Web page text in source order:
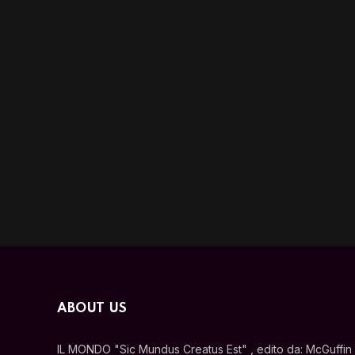
ABOUT US
IL MONDO "Sic Mundus Creatus Est" , edito da: McGuffin